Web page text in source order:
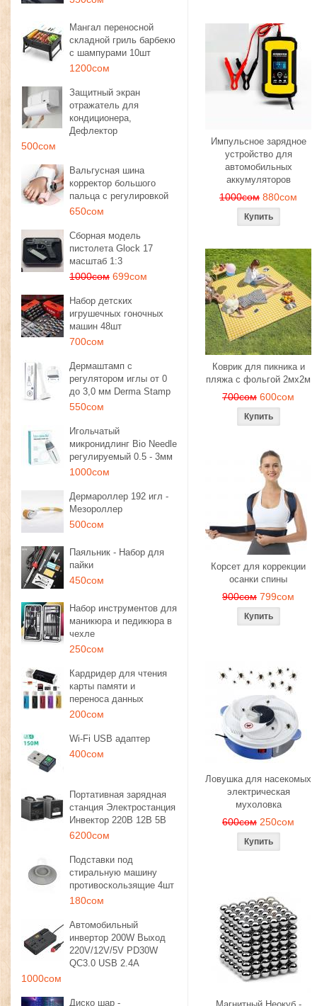
Мангал переносной
складной гриль барбекю
с шампурами 10шт
1200сом
Защитный экран
отражатель для
кондиционера,
Дефлектор
500сом
Вальгусная шина
корректор большого
пальца с регулировкой
650сом
Сборная модель
пистолета Glock 17
масштаб 1:3
1000сом 699сом
Набор детских
игрушечных гоночных
машин 48шт
700сом
Дермаштамп с
регулятором иглы от 0
до 3,0 мм Derma Stamp
550сом
Игольчатый
микронидлинг Bio Needle
регулируемый 0.5 - 3мм
1000сом
Дермароллер 192 игл -
Мезороллер
500сом
Паяльник - Набор для
пайки
450сом
Набор инструментов для
маникюра и педикюра в
чехле
250сом
Кардридер для чтения
карты памяти и
переноса данных
200сом
Wi-Fi USB адаптер
400сом
Портативная зарядная
станция Электростанция
Инвектор 220В 12В 5В
6200сом
Подставки под
стиральную машину
противоскользящие 4шт
180сом
Автомобильный
инвертор 200W Выход
220V/12V/5V PD30W
QC3.0 USB 2.4A
1000сом
Диско шар -
Импульсное зарядное
устройство для
автомобильных
аккумуляторов
1000сом 880сом
Коврик для пикника и
пляжа с фольгой 2мх2м
700сом 600сом
Корсет для коррекции
осанки спины
900сом 799сом
Ловушка для насекомых
электрическая
мухоловка
600сом 250сом